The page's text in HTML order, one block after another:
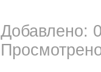
Добавлено: